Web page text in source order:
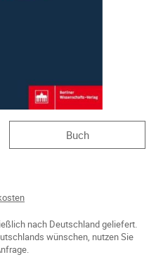
Buch
nach Deutschland geliefert.
wünschen, nutzen Sie